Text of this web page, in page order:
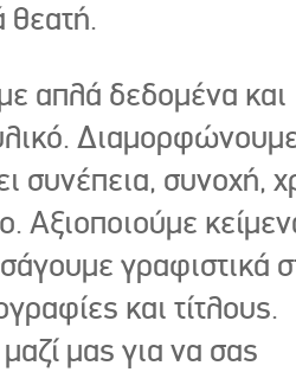
θεατή.
απλά δεδομένα και
συνέπεια, συνοχή,
Αξιοποιούμε
γραφιστικά
και τίτλους.
μας για να σας